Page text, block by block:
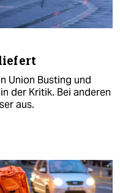
Union Busting und
der Kritik. Bei anderen
aus.